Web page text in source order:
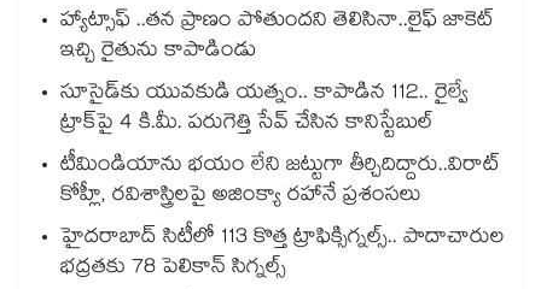
హ్యాట్సాఫ్ ..తన ప్రాణం పోతుందని తెలిసినా..లైఫ్ జాకెట్‌‌‌‌‌‌‌‌
ఇచ్చి రైతును కాపాడిండు
సూసైడ్‌‌‌‌కు యువకుడి యత్నం.. కాపాడిన 112.. రైల్వే
ట్రాక్‌‌‌‌పై 4 కి.మీ. పరుగెత్తి సేవ్ చేసిన కానిస్టేబుల్
టీమిండియాను భయం లేని జట్టుగా తీర్చిదిద్దారు..విరాట్
కోహ్లీ, రవిశాస్త్రిలపై అజింక్యా రహానే ప్రశంసలు
హైదరాబాద్ సిటీలో 113 కొత్త ట్రాఫిక్సిగ్నల్స్.. పాదాచారుల
భద్రతకు 78 పెలికాన్ సిగ్నల్స్